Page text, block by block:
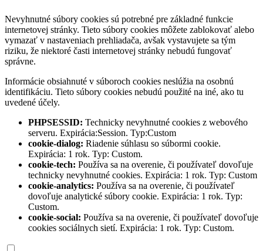
Nevyhnutné súbory cookies sú potrebné pre základné funkcie
internetovej stránky. Tieto súbory cookies môžete zablokovať alebo
vymazať v nastaveniach prehliadača, avšak vystavujete sa tým
riziku, že niektoré časti internetovej stránky nebudú fungovať
správne.
Informácie obsiahnuté v súboroch cookies neslúžia na osobnú
identifikáciu. Tieto súbory cookies nebudú použité na iné, ako tu
uvedené účely.
PHPSESSID: Technicky nevyhnutné cookies z webového
serveru. Expirácia:Session. Typ:Custom
cookie-dialog: Riadenie súhlasu so súbormi cookie.
Expirácia: 1 rok. Typ: Custom.
cookie-tech: Používa sa na overenie, či používateľ dovoľuje
technicky nevyhnutné cookies. Expirácia: 1 rok. Typ: Custom
cookie-analytics: Používa sa na overenie, či používateľ
dovoľuje analytické súbory cookie. Expirácia: 1 rok. Typ:
Custom.
cookie-social: Používa sa na overenie, či používateľ dovoľuje
cookies sociálnych sietí. Expirácia: 1 rok. Typ: Custom.